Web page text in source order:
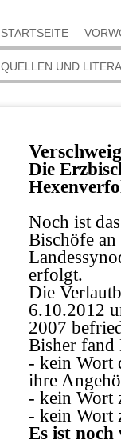
STARTSEITE
QUELLEN UND
Die
Noch ist
Bischöfe
erfolgt.
Die
6.10.2012
2007
Bisher fand
- kein Wort
ihre
- kein Wort
- kein Wort
Es ist